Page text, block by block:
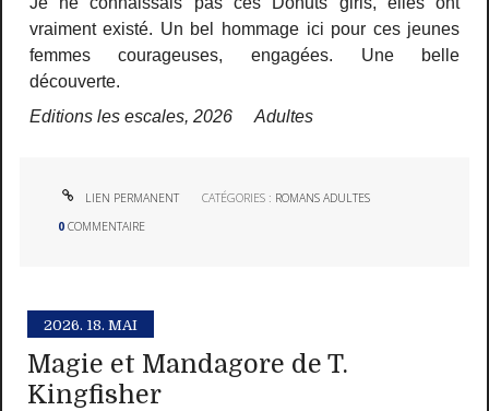
vraiment existé. Un bel hommage ici pour ces jeunes
femmes courageuses, engagées. Une belle
découverte.
Editions les escales, 2026 Adultes
LIEN PERMANENT CATÉGORIES : ROMANS ADULTES
0 COMMENTAIRE
2026. 18. MAI
Magie et Mandagore de T.
Kingfisher